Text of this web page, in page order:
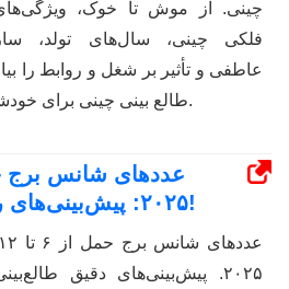
چینی. از موش تا خوک،
فلکی چینی، سال‌های تولد،
عاطفی و تأثیر بر شغل و روابط را
طالع بینی چینی برای خودشناسی.
۲۰۲۵: پیش‌بینی‌های روزانه برای موفقیت!
۲۰۲۵. پیش‌بینی‌های دقیق